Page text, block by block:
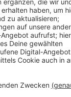
Susann
Die Insel